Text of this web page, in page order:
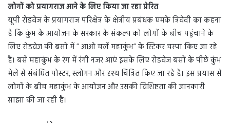
लोगों को प्रयागराज आने के लिए किया जा रहा प्रेरित
यूपी रोडवेज के प्रयागराज परिक्षेत्र के क्षेत्रीय प्रबंधक एमके त्रिवेदी का कहना
है कि कुंभ के आयोजन के सरकार के संकल्प को लोगों के बीच पहुंचाने के
लिए रोडवेज की बसों में ” आओ चलें महाकुंभ” के स्टिकर चस्पा किए जा रहे
हैं। बसें महाकुंभ के रंग में रंगी नजर आएं इसके लिए रोडवेज बसों के पीछे कुंभ
मेले से संबंधित पोस्टर, स्लोगन और दृश्य चित्रित किए जा रहे हैं। इस प्रयास से
लोगों के बीच महाकुंभ के आयोजन और उसकी विशिष्टता की जानकारी
साझा की जा रही है।